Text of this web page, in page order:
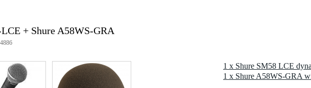
+ Shure A58WS-GRA
1 x Shure SM58 LCE